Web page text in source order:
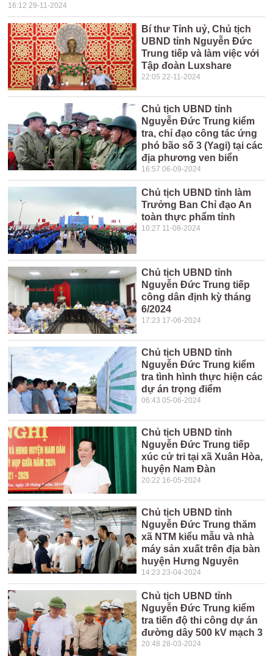
16:12 29-11-2024
Bí thư Tỉnh uỷ, Chủ tịch
UBND tỉnh Nguyễn Đức
Trung tiếp và làm việc với
Tập đoàn Luxshare
22:05 22-11-2024
Chủ tịch UBND tỉnh
Nguyễn Đức Trung kiểm
tra, chỉ đạo công tác ứng
phó bão số 3 (Yagi) tại các
địa phương ven biển
16:57 06-09-2024
Chủ tịch UBND tỉnh làm
Trưởng Ban Chỉ đạo An
toàn thực phẩm tỉnh
10:27 11-08-2024
Chủ tịch UBND tỉnh
Nguyễn Đức Trung tiếp
công dân định kỳ tháng
6/2024
17:23 17-06-2024
Chủ tịch UBND tỉnh
Nguyễn Đức Trung kiểm
tra tình hình thực hiện các
dự án trọng điểm
06:43 05-06-2024
Chủ tịch UBND tỉnh
Nguyễn Đức Trung tiếp
xúc cử tri tại xã Xuân Hòa,
huyện Nam Đàn
20:22 16-05-2024
Chủ tịch UBND tỉnh
Nguyễn Đức Trung thăm
xã NTM kiểu mẫu và nhà
máy sản xuất trên địa bàn
huyện Hưng Nguyên
14:23 23-04-2024
Chủ tịch UBND tỉnh
Nguyễn Đức Trung kiểm
tra tiến độ thi công dự án
đường dây 500 kV mạch 3
20:48 28-03-2024